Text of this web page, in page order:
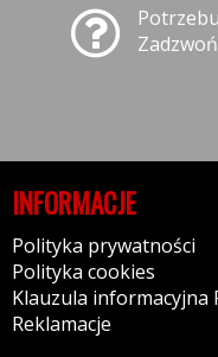
INFORMACJE
Polityka prywatności
Polityka cookies
Klauzula informacyjna
Reklamacje